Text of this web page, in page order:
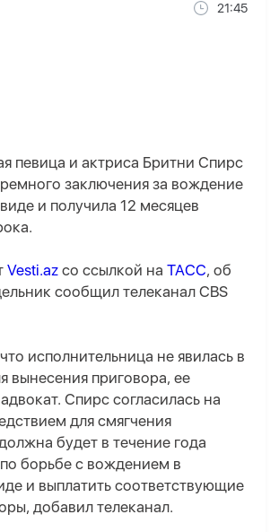
21:45
певица и актриса Бритни Спирс
заключения за вождение
и получила 12 месяцев
Vesti.az со ссылкой на ТАСС, об
сообщил телеканал CBS
исполнительница не явилась в
вынесения приговора, ее
Спирс согласилась на
для смягчения
будет в течение года
борьбе с вождением в
и выплатить соответствующие
добавил телеканал.